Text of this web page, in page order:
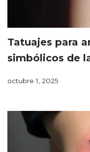
Tatuajes para
simbólicos de
octubre 1, 2025